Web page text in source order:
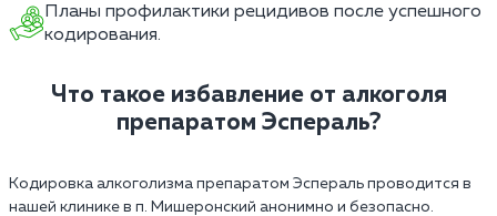
Планы профилактики рецидивов после успешного
кодирования.
Что такое избавление от алкоголя
препаратом Эспераль?
Кодировка алкоголизма препаратом Эспераль проводится в
нашей клинике в п. Мишеронский анонимно и безопасно.